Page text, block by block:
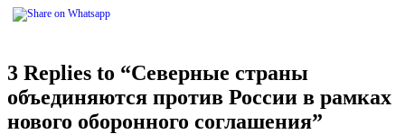
3 Replies to “Северные страны
объединяются против России в рамках
нового оборонного соглашения”